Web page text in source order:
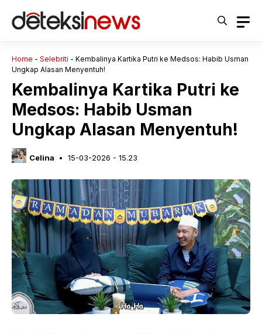
Home - Selebriti - Kembalinya Kartika Putri ke Medsos: Habib Usman
Ungkap Alasan Menyentuh!
Kembalinya Kartika Putri ke
Medsos: Habib Usman
Ungkap Alasan Menyentuh!
Celina 15-03-2026 - 15.23